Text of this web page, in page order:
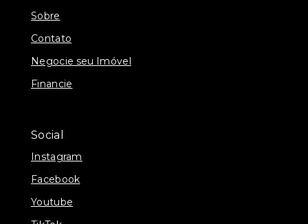
Sobre
Contato
Negocie seu Imóvel
Financie
Social
Instagram
Facebook
Youtube